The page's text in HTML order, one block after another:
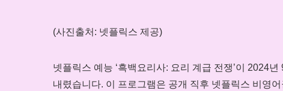
(사진출처: 넷플릭스 제공)
넷플릭스 예능 ‘흑백요리사: 요리 계급 전쟁’이 2024
내렸습니다. 이 프로그램은 공개 직후 넷플릭스 비영